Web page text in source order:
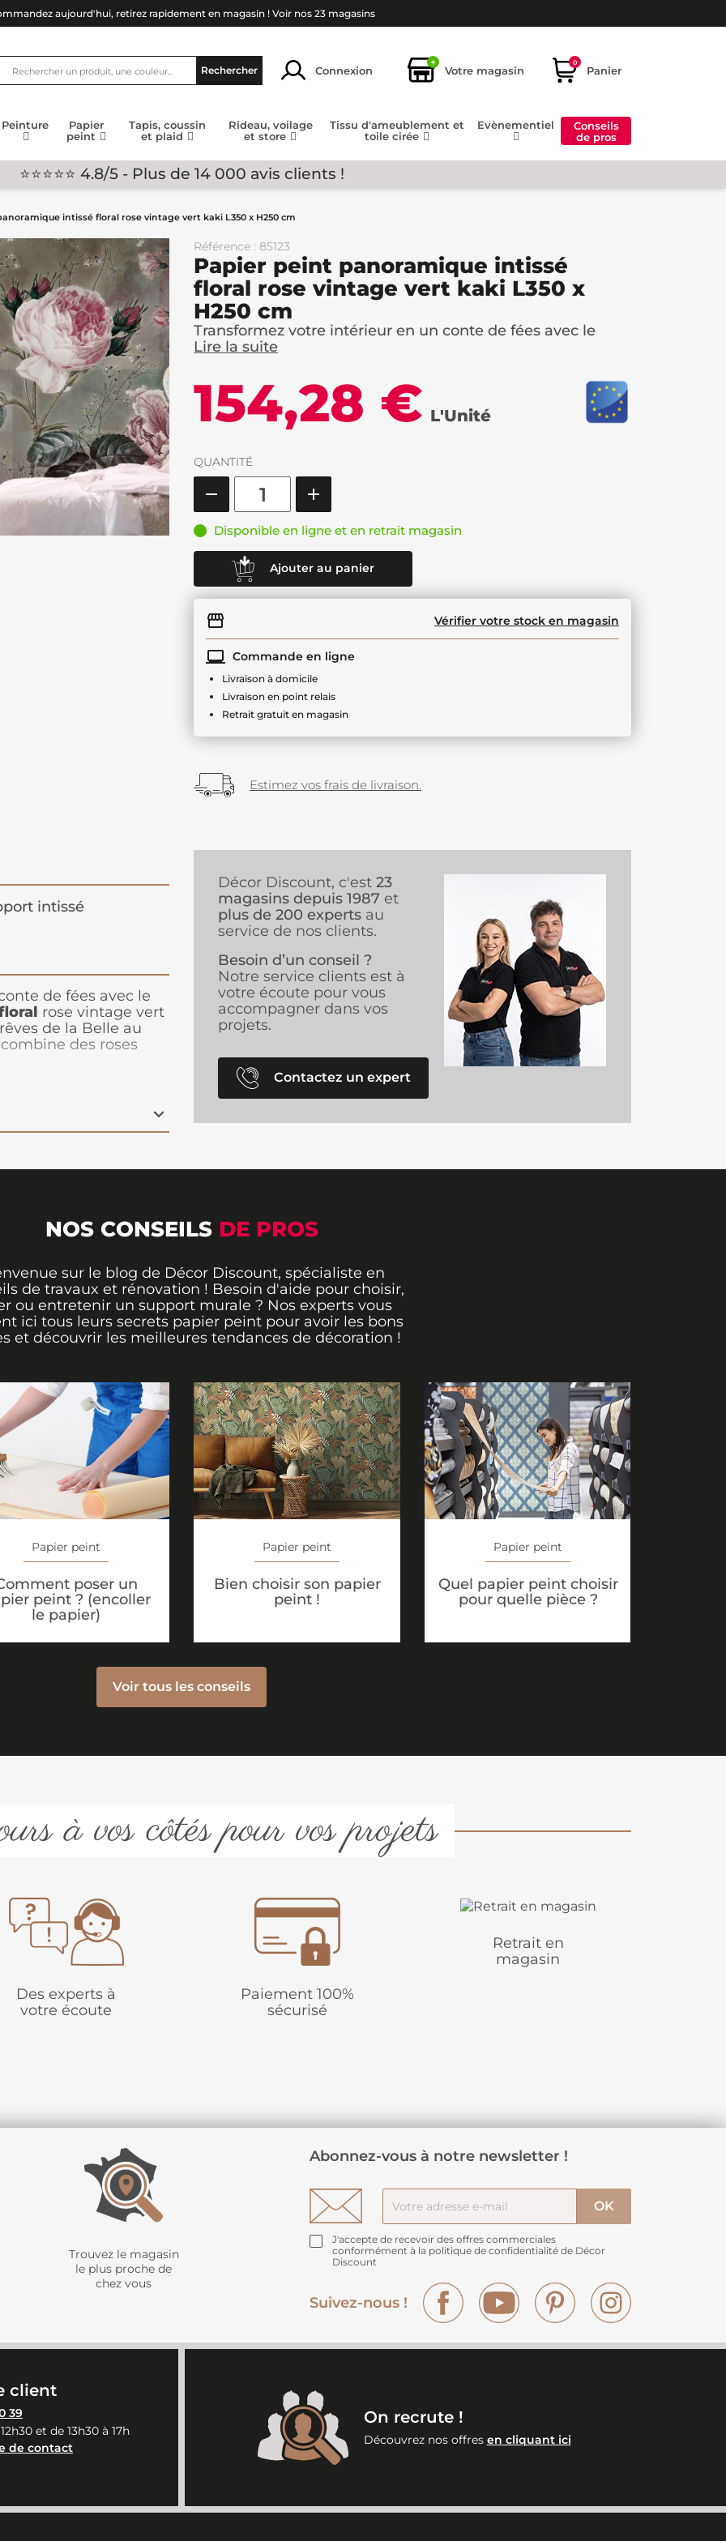
aujourd'hui, retirez rapidement en magasin ! Voir nos 23 magasins
Rechercher Connexion
+
Votre magasin
0
Panier
Peinture
Papier
peint
Tapis, coussin
et plaid
Rideau, voilage
et store
Tissu d'ameublement et
toile cirée
Evènementiel
Conseils
de pros
⭐⭐⭐⭐⭐ 4.8/5 - Plus de 14 000 avis clients !
intissé floral rose vintage vert kaki L350 x H250 cm
Référence : 85123
Papier peint panoramique intissé
floral rose vintage vert kaki L350 x
H250 cm
Transformez votre intérieur en un conte de fées avec le
Lire la suite
154,28 € L'Unité
QUANTITÉ
Disponible en ligne et en retrait magasin
Ajouter au panier
Vérifier votre stock en magasin
Commande en ligne
Livraison à domicile
Livraison en point relais
Retrait gratuit en magasin
Estimez vos frais de livraison.
intissé
de fées avec le
rose vintage vert
de la Belle au
des roses
motif sophistiqué
qui ravira les
Pour une
les lés du papier
une touche
vous créez
Décor Discount, c'est 23
magasins depuis 1987 et
plus de 200 experts au
service de nos clients.
Besoin d’un conseil ?
Notre service clients est à
votre écoute pour vous
accompagner dans vos
projets.
Contactez un expert
NOS CONSEILS DE PROS
sur le blog de Décor Discount, spécialiste en
de travaux et rénovation ! Besoin d'aide pour choisir,
ou entretenir un support murale ? Nos experts vous
ici tous leurs secrets papier peint pour avoir les bons
et découvrir les meilleures tendances de décoration !
Papier peint
poser un
peint ? (encoller
le papier)
Papier peint
Bien choisir son papier
peint !
Papier peint
Quel papier peint choisir
pour quelle pièce ?
Voir tous les conseils
à vos côtés pour vos projets
Des experts à
votre écoute
Paiement 100%
sécurisé
Retrait en
magasin
Trouvez le magasin
le plus proche de
chez vous
Abonnez-vous à notre newsletter !
J'accepte de recevoir des offres commerciales
conformément à la politique de confidentialité de Décor
Discount
Suivez-nous !
Facebook YouTube Pinterest
client
39
et de 13h30 à 17h
de contact
On recrute !
Découvrez nos offres en cliquant ici